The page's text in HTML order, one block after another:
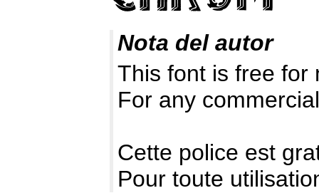
Nota del autor
This font is free for
For any
Cette police est
Pour toute